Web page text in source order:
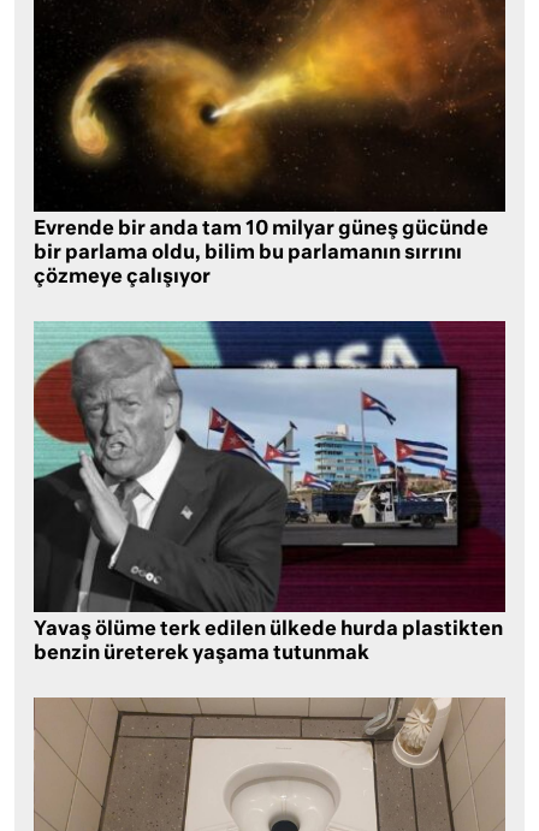
Evrende bir anda tam 10 milyar güneş gücünde
bir parlama oldu, bilim bu parlamanın sırrını
çözmeye çalışıyor
Yavaş ölüme terk edilen ülkede hurda plastikten
benzin üreterek yaşama tutunmak